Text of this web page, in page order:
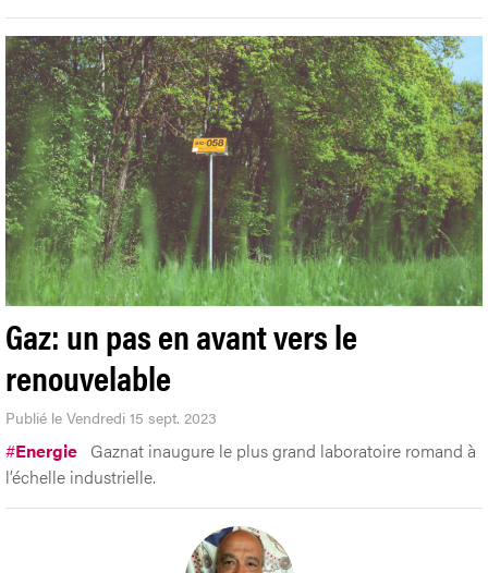
Gaz: un pas en avant vers le
renouvelable
Publié le Vendredi 15 sept. 2023
#Energie Gaznat inaugure le plus grand laboratoire romand à
l’échelle industrielle.